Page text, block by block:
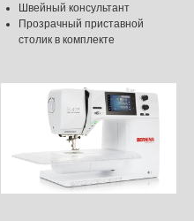
Швейный консультант
Прозрачный приставной
столик в комплекте